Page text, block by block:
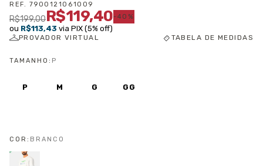
REF. 7900121061009
R$199,00R$119,40-40 %
ou R$113,43 via PIX (5% off)
PROVADOR VIRTUAL TABELA DE MEDIDAS
TAMANHO: P
P M G GG
COR: BRANCO